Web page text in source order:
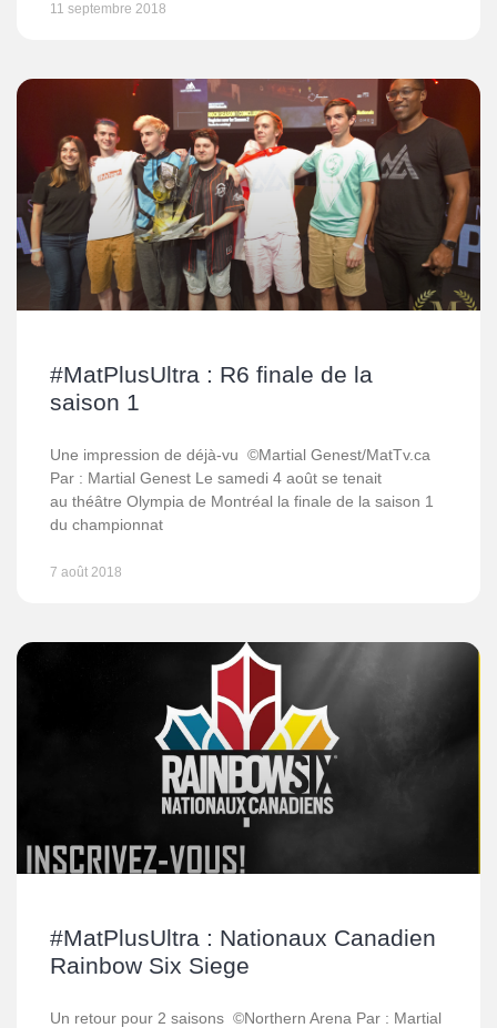
11 septembre 2018
#MatPlusUltra : R6 finale de la
saison 1
Une impression de déjà-vu ©Martial Genest/MatTv.ca
Par : Martial Genest Le samedi 4 août se tenait
au théâtre Olympia de Montréal la finale de la saison 1
du championnat
7 août 2018
#MatPlusUltra : Nationaux Canadien
Rainbow Six Siege
Un retour pour 2 saisons ©Northern Arena Par : Martial